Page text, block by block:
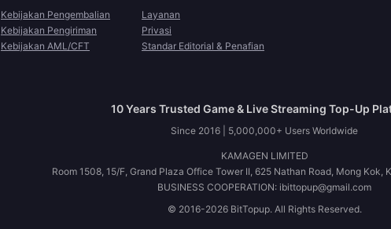
Kebijakan Pengembalian
Kebijakan Pengiriman
Kebijakan AML/CFT
Layanan
Privasi
Standar Editorial & Penafian
10 Years Trusted Game & Live Streaming Top-Up
Since 2016 | 5,000,000+ Users Worldwide
KAMAGEN LIMITED
Room 1508, 15/F, Grand Plaza Office Tower II, 625 Nathan Road, Mong Kok,
BUSINESS COOPERATION: ibittopup@gmail.com
© 2016-2026 BitTopup. All Rights Reserved.